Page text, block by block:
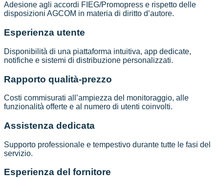
Adesione agli accordi FIEG/Promopress e rispetto delle
disposizioni AGCOM in materia di diritto d’autore.
Esperienza utente
Disponibilità di una piattaforma intuitiva, app dedicate,
notifiche e sistemi di distribuzione personalizzati.
Rapporto qualità-prezzo
Costi commisurati all’ampiezza del monitoraggio, alle
funzionalità offerte e al numero di utenti coinvolti.
Assistenza dedicata
Supporto professionale e tempestivo durante tutte le fasi del
servizio.
Esperienza del fornitore